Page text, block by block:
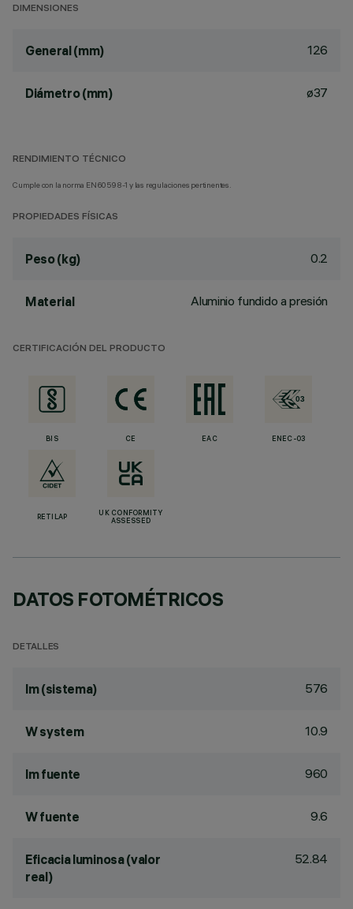
DIMENSIONES
General (mm) 126
Diámetro (mm) ø37
RENDIMIENTO TÉCNICO
Cumple con la norma EN60598-1 y las regulaciones pertinentes.
PROPIEDADES FÍSICAS
Peso (kg) 0.2
Material Aluminio fundido a presión
CERTIFICACIÓN DEL PRODUCTO
BIS CE EAC ENEC-03
RETILAP
UK CONFORMITY
ASSESSED
DATOS FOTOMÉTRICOS
DETALLES
lm (sistema) 576
W system 10.9
lm fuente 960
W fuente 9.6
Eficacia luminosa (valor
real)
52.84